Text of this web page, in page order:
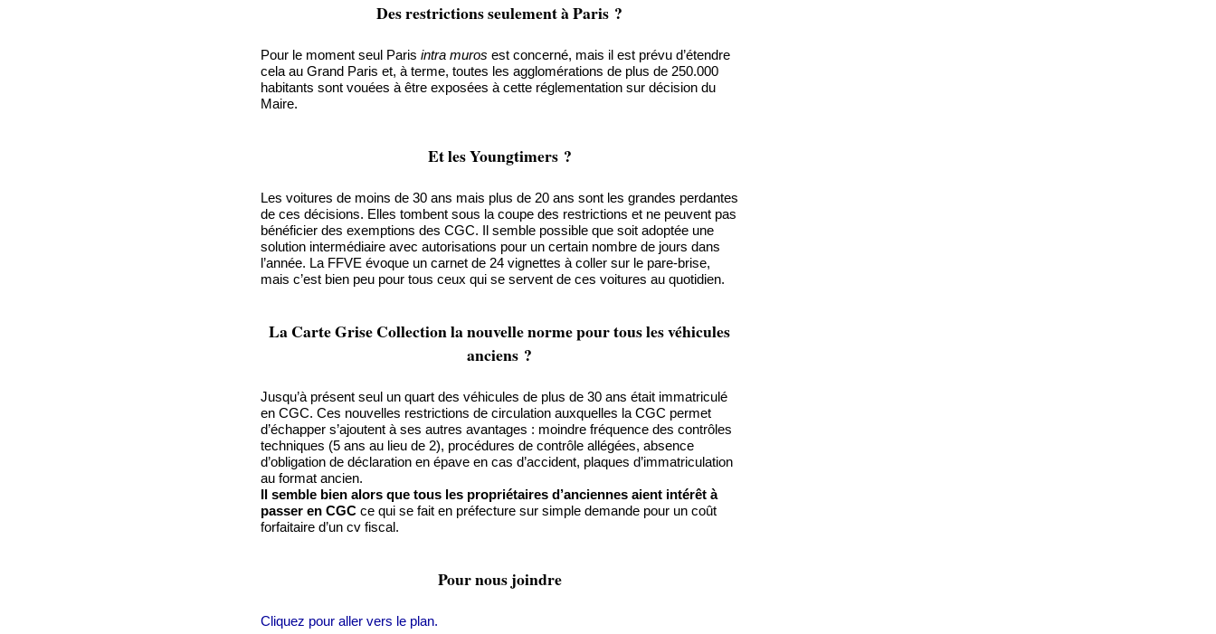
Des restrictions seulement à Paris ?
Pour le moment seul Paris intra muros est concerné, mais il est prévu d’étendre
cela au Grand Paris et, à terme, toutes les agglomérations de plus de 250.000
habitants sont vouées à être exposées à cette réglementation sur décision du
Maire.
Et les Youngtimers ?
Les voitures de moins de 30 ans mais plus de 20 ans sont les grandes perdantes
de ces décisions. Elles tombent sous la coupe des restrictions et ne peuvent pas
bénéficier des exemptions des CGC. Il semble possible que soit adoptée une
solution intermédiaire avec autorisations pour un certain nombre de jours dans
l’année. La FFVE évoque un carnet de 24 vignettes à coller sur le pare-brise,
mais c’est bien peu pour tous ceux qui se servent de ces voitures au quotidien.
La Carte Grise Collection la nouvelle norme pour tous les véhicules
anciens ?
Jusqu’à présent seul un quart des véhicules de plus de 30 ans était immatriculé
en CGC. Ces nouvelles restrictions de circulation auxquelles la CGC permet
d’échapper s’ajoutent à ses autres avantages : moindre fréquence des contrôles
techniques (5 ans au lieu de 2), procédures de contrôle allégées, absence
d’obligation de déclaration en épave en cas d’accident, plaques d’immatriculation
au format ancien.
Il semble bien alors que tous les propriétaires d’anciennes aient intérêt à
passer en CGC ce qui se fait en préfecture sur simple demande pour un coût
forfaitaire d’un cv fiscal.
Pour nous joindre
Cliquez pour aller vers le plan.